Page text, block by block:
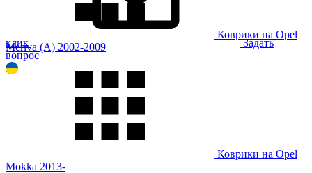
Коврики на Opel
Meriva (A) 2002-2009
Коврики на Opel
Mokka 2013-
клик
Задать
вопрос